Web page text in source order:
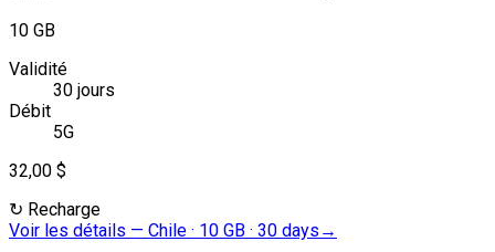
10 GB
Validité
30 jours
Débit
5G
32,00 $
↻ Recharge
Voir les détails — Chile · 10 GB · 30 days →